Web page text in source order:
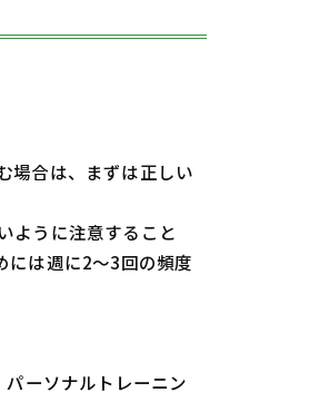
場合は、まずは正しい
ように注意すること
には週に2～3回の頻度
ーソナルトレーニン